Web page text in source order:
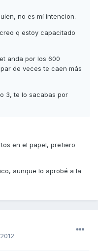
no es mí intencion.
q estoy capacitado
anda por los 600
de veces te caen más
3, te lo sacabas por
en el papel, prefiero
aunque lo aprobé a la